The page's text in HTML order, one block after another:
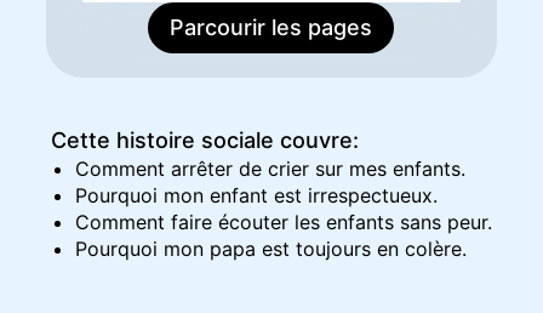
Parcourir les pages
Cette histoire sociale couvre:
Comment arrêter de crier sur mes enfants.
Pourquoi mon enfant est irrespectueux.
Comment faire écouter les enfants sans peur.
Pourquoi mon papa est toujours en colère.